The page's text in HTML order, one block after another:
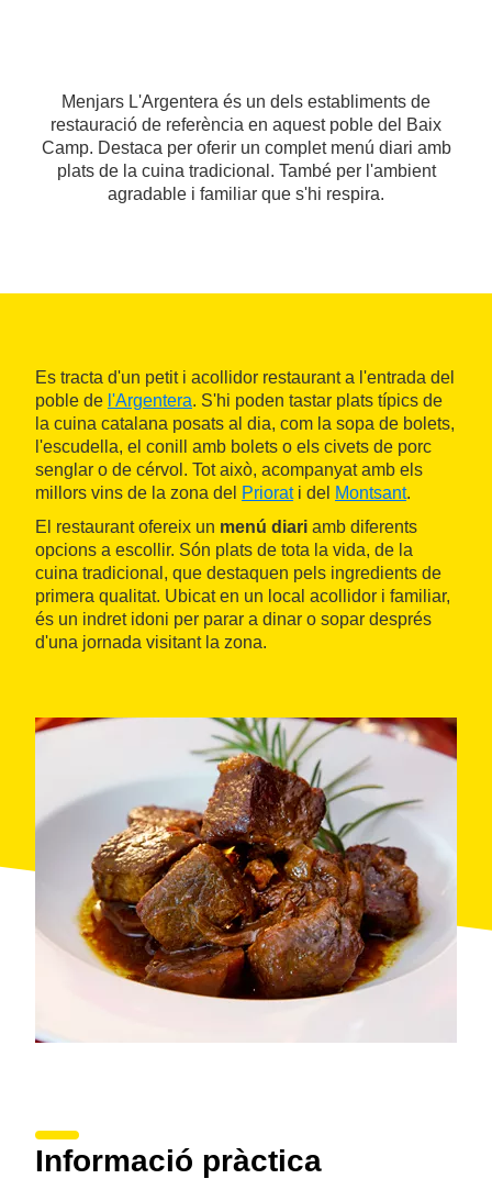
Menjars L'Argentera és un dels establiments de
restauració de referència en aquest poble del Baix
Camp. Destaca per oferir un complet menú diari amb
plats de la cuina tradicional. També per l'ambient
agradable i familiar que s'hi respira.
Es tracta d'un petit i acollidor restaurant a l'entrada del
poble de l'Argentera. S'hi poden tastar plats típics de
la cuina catalana posats al dia, com la sopa de bolets,
l'escudella, el conill amb bolets o els civets de porc
senglar o de cérvol. Tot això, acompanyat amb els
millors vins de la zona del Priorati del Montsant.
El restaurant ofereix un menú diari amb diferents
opcions a escollir. Són plats de tota la vida, de la
cuina tradicional, que destaquen pels ingredients de
primera qualitat. Ubicat en un local acollidor i familiar,
és un indret idoni per parar a dinar o sopar després
d'una jornada visitant la zona.
Informació pràctica